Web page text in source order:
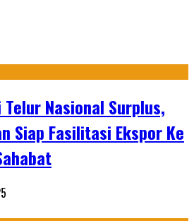
Nasional Surplus,
Siap Fasilitasi Ekspor Ke